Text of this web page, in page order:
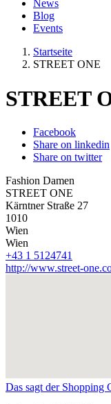
News
Blog
Events
Startseite
STREET ONE
STREET
Facebook
Share on linkedin
Share on twitter
Fashion Damen
STREET ONE
Kärntner Straße 27
1010
Wien
Wien
+43 1 5124741
http://www.street-
Das sagt der Shopping